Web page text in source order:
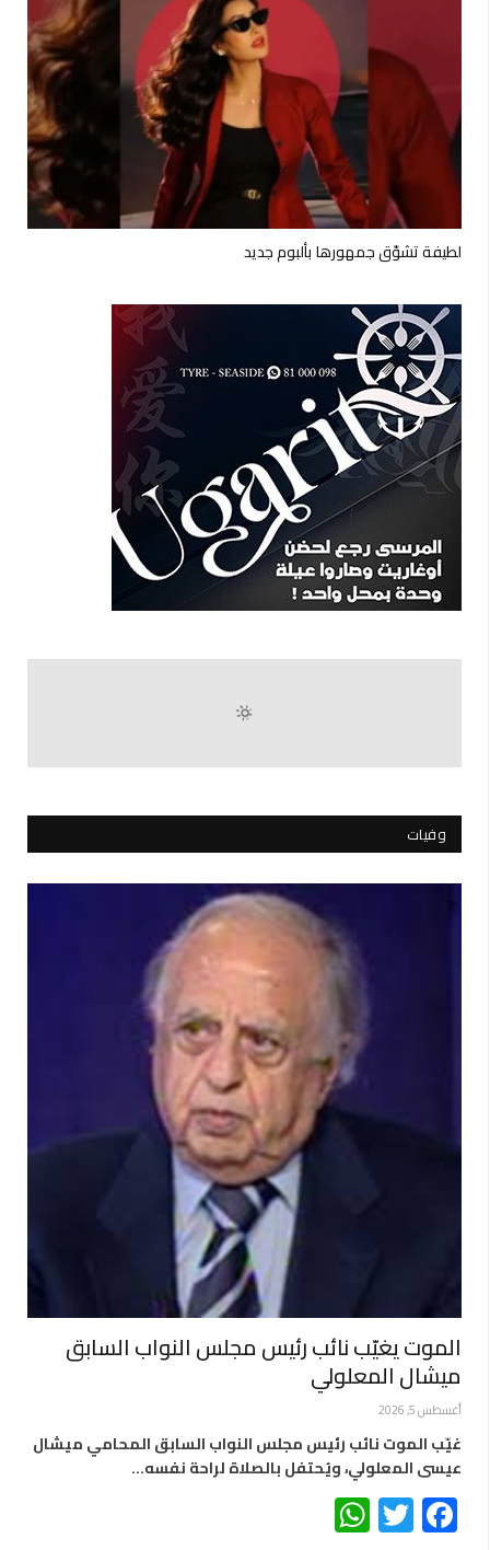
لطيفة تشوّق جمهورها بألبوم جديد
وفيات
الموت يغيّب نائب رئيس مجلس النواب السابق
ميشال المعلولي
أغسطس 5, 2026
غيّب الموت نائب رئيس مجلس النواب السابق المحامي ميشال
عيسى المعلولي، ويُحتفل بالصلاة لراحة نفسه…
Facebook
Twitter